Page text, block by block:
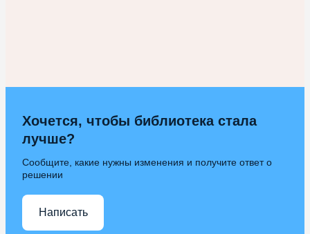
Хочется, чтобы библиотека стала
лучше?
Сообщите, какие нужны изменения и получите ответ о
решении
Написать